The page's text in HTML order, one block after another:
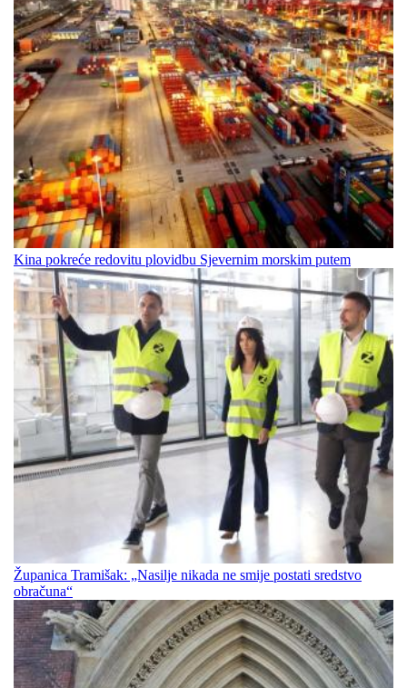
Kina pokreće redovitu plovidbu Sjevernim morskim putem
Županica Tramišak: „Nasilje nikada ne smije postati sredstvo
obračuna“